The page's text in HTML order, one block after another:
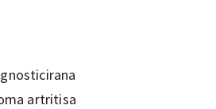
artritisa